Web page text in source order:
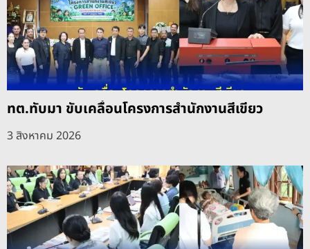
ทต.ทับมา ขับเคลื่อนโครงการสำนักงานสีเขียว
3 สิงหาคม 2026